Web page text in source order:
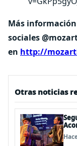
Más
sociales
en http://
Otras noticias